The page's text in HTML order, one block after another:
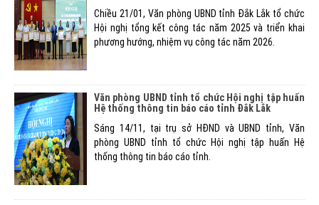
Chiều 21/01, Văn phòng UBND tỉnh Đắk Lắk tổ chức
Hội nghị tổng kết công tác năm 2025 và triển khai
phương hướng, nhiệm vụ công tác năm 2026.
Văn phòng UBND tỉnh tổ chức Hội nghị tập huấn
Hệ thống thông tin báo cáo tỉnh Đắk Lắk
Sáng 14/11, tại trụ sở HĐND và UBND tỉnh, Văn
phòng UBND tỉnh tổ chức Hội nghị tập huấn Hệ
thống thông tin báo cáo tỉnh.